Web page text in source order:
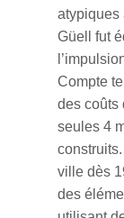
atypiques
Güell fut
Compte
des coûts
seules 4
ville dès
des